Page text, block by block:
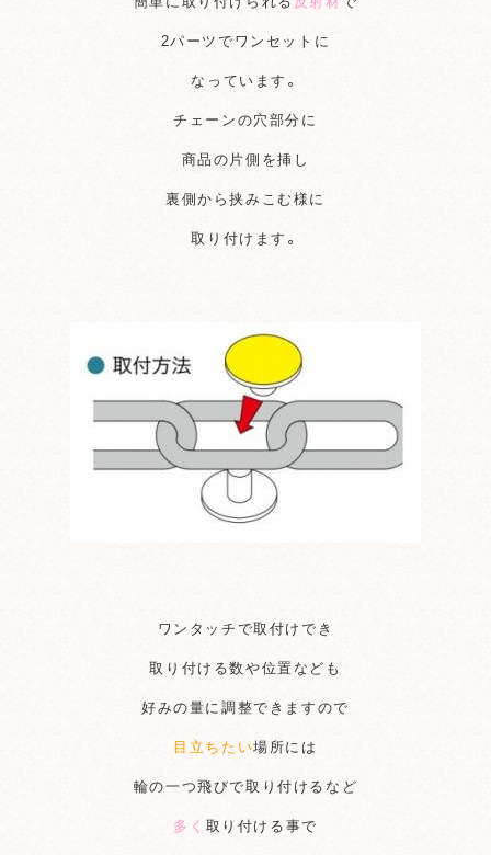
2パーツでワンセットに
なっています。
チェーンの穴部分に
商品の片側を挿し
裏側から挟みこむ様に
取り付けます。
ワンタッチで取付けでき
取り付ける数や位置なども
好みの量に調整できますので
目立ちたい場所には
輪の一つ飛びで取り付けるなど
多く 取り付ける事で